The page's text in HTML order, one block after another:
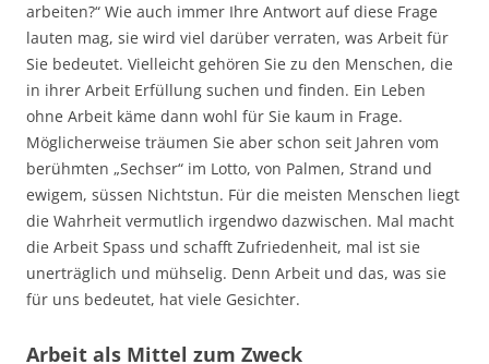
arbeiten?“ Wie auch immer Ihre Antwort auf diese Frage
lauten mag, sie wird viel darüber verraten, was Arbeit für
Sie bedeutet. Vielleicht gehören Sie zu den Menschen, die
in ihrer Arbeit Erfüllung suchen und finden. Ein Leben
ohne Arbeit käme dann wohl für Sie kaum in Frage.
Möglicherweise träumen Sie aber schon seit Jahren vom
berühmten „Sechser“ im Lotto, von Palmen, Strand und
ewigem, süssen Nichtstun. Für die meisten Menschen liegt
die Wahrheit vermutlich irgendwo dazwischen. Mal macht
die Arbeit Spass und schafft Zufriedenheit, mal ist sie
unerträglich und mühselig. Denn Arbeit und das, was sie
für uns bedeutet, hat viele Gesichter.
Arbeit als Mittel zum Zweck